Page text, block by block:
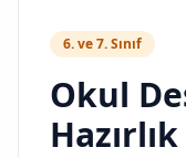
6. ve 7. Sınıf
Okul